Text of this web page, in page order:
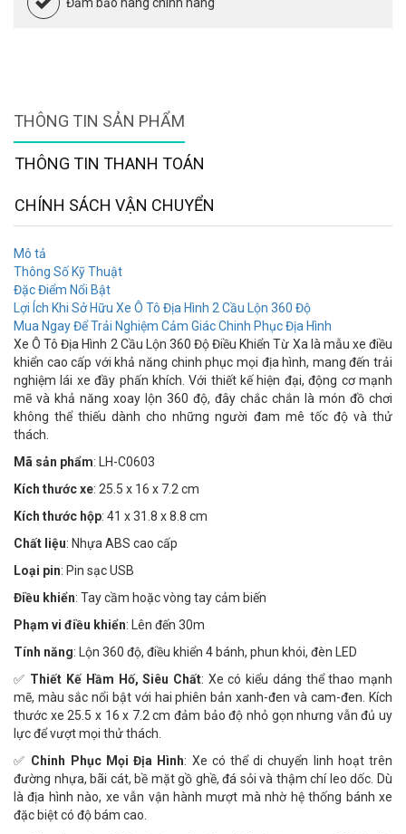
Đảm bảo hàng chính hãng
THÔNG TIN SẢN PHẨM
THÔNG TIN THANH TOÁN
CHÍNH SÁCH VẬN CHUYỂN
Mô tả
Thông Số Kỹ Thuật
Đặc Điểm Nổi Bật
Lợi Ích Khi Sở Hữu Xe Ô Tô Địa Hình 2 Cầu Lộn 360 Độ
Mua Ngay Để Trải Nghiệm Cảm Giác Chinh Phục Địa Hình
Xe Ô Tô Địa Hình 2 Cầu Lộn 360 Độ Điều Khiển Từ Xa là mẫu xe điều
khiển cao cấp với khả năng chinh phục mọi địa hình, mang đến trải
nghiệm lái xe đầy phấn khích. Với thiết kế hiện đại, động cơ mạnh
mẽ và khả năng xoay lộn 360 độ, đây chắc chắn là món đồ chơi
không thể thiếu dành cho những người đam mê tốc độ và thử
thách.
Mã sản phẩm: LH-C0603
Kích thước xe: 25.5 x 16 x 7.2 cm
Kích thước hộp: 41 x 31.8 x 8.8 cm
Chất liệu: Nhựa ABS cao cấp
Loại pin: Pin sạc USB
Điều khiển: Tay cầm hoặc vòng tay cảm biến
Phạm vi điều khiển: Lên đến 30m
Tính năng: Lộn 360 độ, điều khiển 4 bánh, phun khói, đèn LED
✅ Thiết Kế Hầm Hố, Siêu Chất: Xe có kiểu dáng thể thao mạnh
mẽ, màu sắc nổi bật với hai phiên bản xanh-đen và cam-đen. Kích
thước xe 25.5 x 16 x 7.2 cm đảm bảo độ nhỏ gọn nhưng vẫn đủ uy
lực để vượt mọi thử thách.
✅ Chinh Phục Mọi Địa Hình: Xe có thể di chuyển linh hoạt trên
đường nhựa, bãi cát, bề mặt gồ ghề, đá sỏi và thậm chí leo dốc. Dù
là địa hình nào, xe vẫn vận hành mượt mà nhờ hệ thống bánh xe
đặc biệt có độ bám cao.